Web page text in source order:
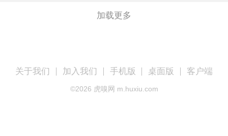
加载更多
关于我们 加入我们 手机版 桌面版 客户端
©2026 虎嗅网 m.huxiu.com